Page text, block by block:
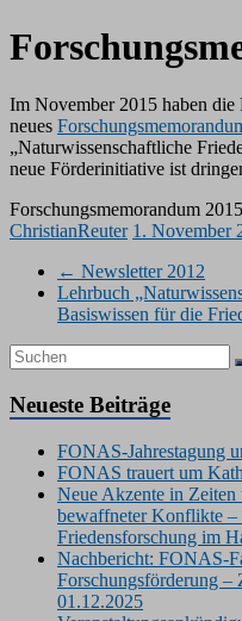
Im November 2015 haben
neues
„Naturwissenschaftliche
neue Förderinitiative ist
Forschungsmemorandum 2015
ChristianReuter 1. November
← Newsletter 2012
Lehrbuch
Basiswissen für die
Neueste Beiträge
FONAS-Jahrestagung
FONAS trauert um
Neue Akzente in Zeiten
bewaffneter Konflikte –
Friedensforschung im
Nachbericht: FONAS-
Forschungsförderung –
01.12.2025